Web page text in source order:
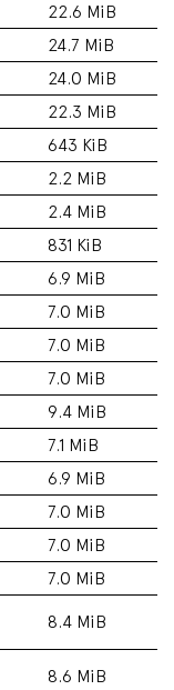
22.6 MiB
24.7 MiB
24.0 MiB
22.3 MiB
643 KiB
2.2 MiB
2.4 MiB
831 KiB
6.9 MiB
7.0 MiB
7.0 MiB
7.0 MiB
9.4 MiB
7.1 MiB
6.9 MiB
7.0 MiB
7.0 MiB
7.0 MiB
8.4 MiB
8.6 MiB